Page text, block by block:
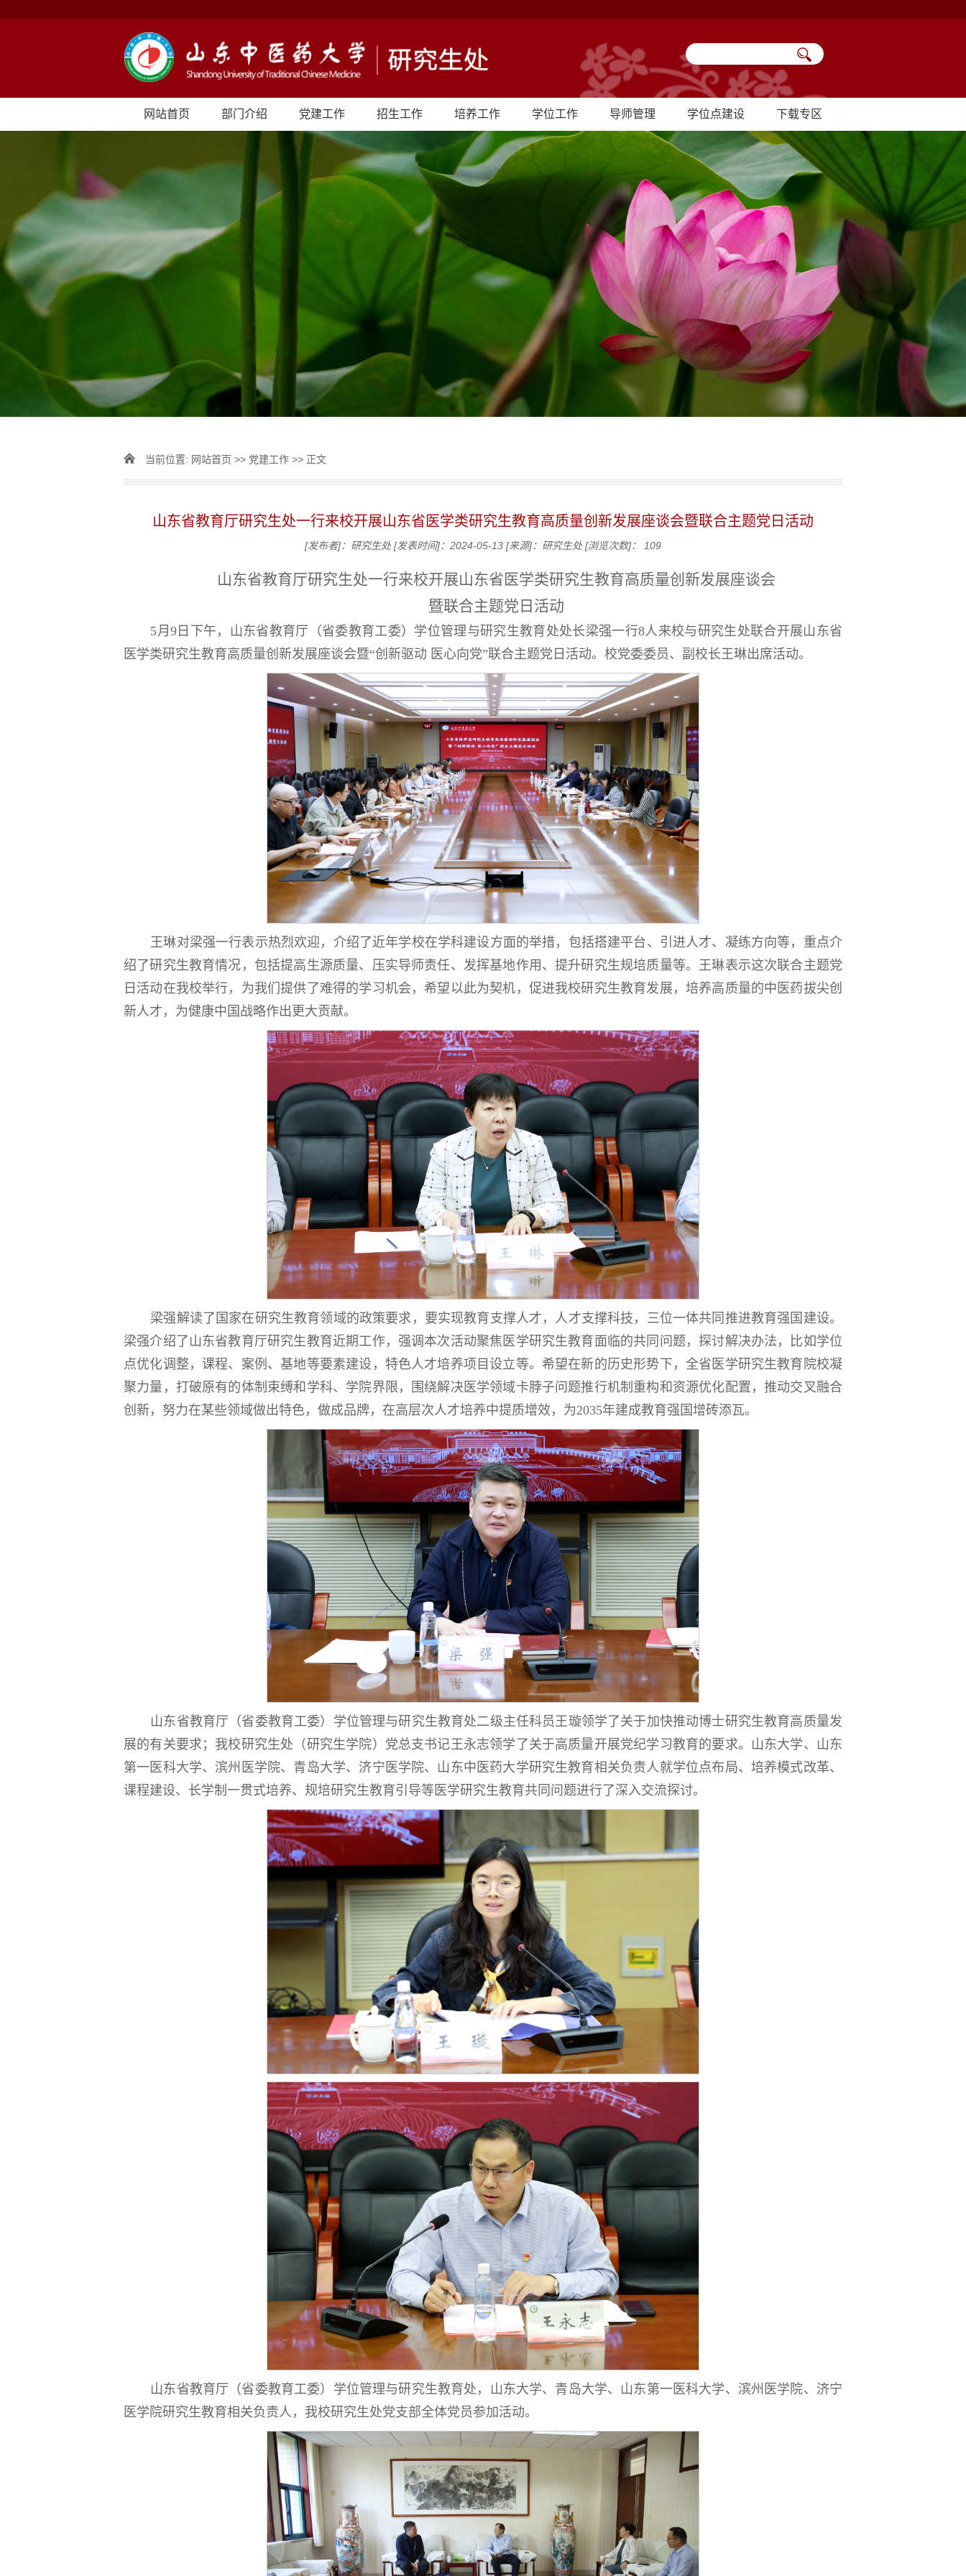
网站首页 部门介绍 党建工作 招生工作 培养工作 学位工作 导师管理 学位点建设 下载专区
当前位置: 网站首页 >> 党建工作 >> 正文
山东省教育厅研究生处一行来校开展山东省医学类研究生教育高质量创新发展座谈会暨联合主题党日活动
[发布者]：研究生处 [发表时间]：2024-05-13 [来源]：研究生处 [浏览次数]： 109
山东省教育厅研究生处一行来校开展山东省医学类研究生教育高质量创新发展座谈会
暨联合主题党日活动
5月9日下午，山东省教育厅（省委教育工委）学位管理与研究生教育处处长梁强一行8人来校与研究生处联合开展山东省
医学类研究生教育高质量创新发展座谈会暨“创新驱动 医心向党”联合主题党日活动。校党委委员、副校长王琳出席活动。
王琳对梁强一行表示热烈欢迎，介绍了近年学校在学科建设方面的举措，包括搭建平台、引进人才、凝练方向等，重点介
绍了研究生教育情况，包括提高生源质量、压实导师责任、发挥基地作用、提升研究生规培质量等。王琳表示这次联合主题党
日活动在我校举行，为我们提供了难得的学习机会，希望以此为契机，促进我校研究生教育发展，培养高质量的中医药拔尖创
新人才，为健康中国战略作出更大贡献。
梁强解读了国家在研究生教育领域的政策要求，要实现教育支撑人才，人才支撑科技，三位一体共同推进教育强国建设。
梁强介绍了山东省教育厅研究生教育近期工作，强调本次活动聚焦医学研究生教育面临的共同问题，探讨解决办法，比如学位
点优化调整，课程、案例、基地等要素建设，特色人才培养项目设立等。希望在新的历史形势下，全省医学研究生教育院校凝
聚力量，打破原有的体制束缚和学科、学院界限，围绕解决医学领域卡脖子问题推行机制重构和资源优化配置，推动交叉融合
创新，努力在某些领域做出特色，做成品牌，在高层次人才培养中提质增效，为2035年建成教育强国增砖添瓦。
山东省教育厅（省委教育工委）学位管理与研究生教育处二级主任科员王璇领学了关于加快推动博士研究生教育高质量发
展的有关要求；我校研究生处（研究生学院）党总支书记王永志领学了关于高质量开展党纪学习教育的要求。山东大学、山东
第一医科大学、滨州医学院、青岛大学、济宁医学院、山东中医药大学研究生教育相关负责人就学位点布局、培养模式改革、
课程建设、长学制一贯式培养、规培研究生教育引导等医学研究生教育共同问题进行了深入交流探讨。
山东省教育厅（省委教育工委）学位管理与研究生教育处，山东大学、青岛大学、山东第一医科大学、滨州医学院、济宁
医学院研究生教育相关负责人，我校研究生处党支部全体党员参加活动。